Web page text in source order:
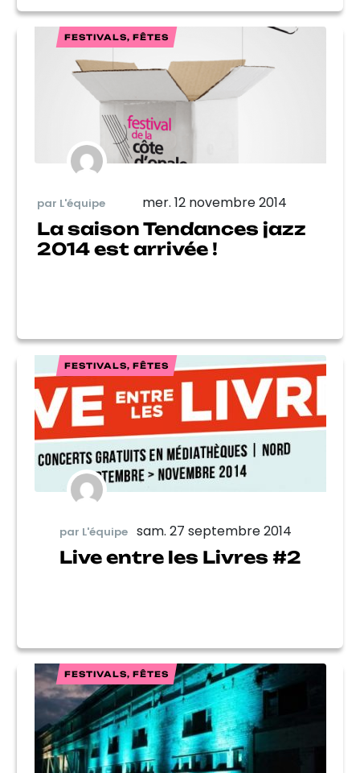
FESTIVALS, FÊTES
par L'équipe mer. 12 novembre 2014
La saison Tendances jazz
2014 est arrivée !
FESTIVALS, FÊTES
par L'équipe sam. 27 septembre 2014
Live entre les Livres #2
FESTIVALS, FÊTES